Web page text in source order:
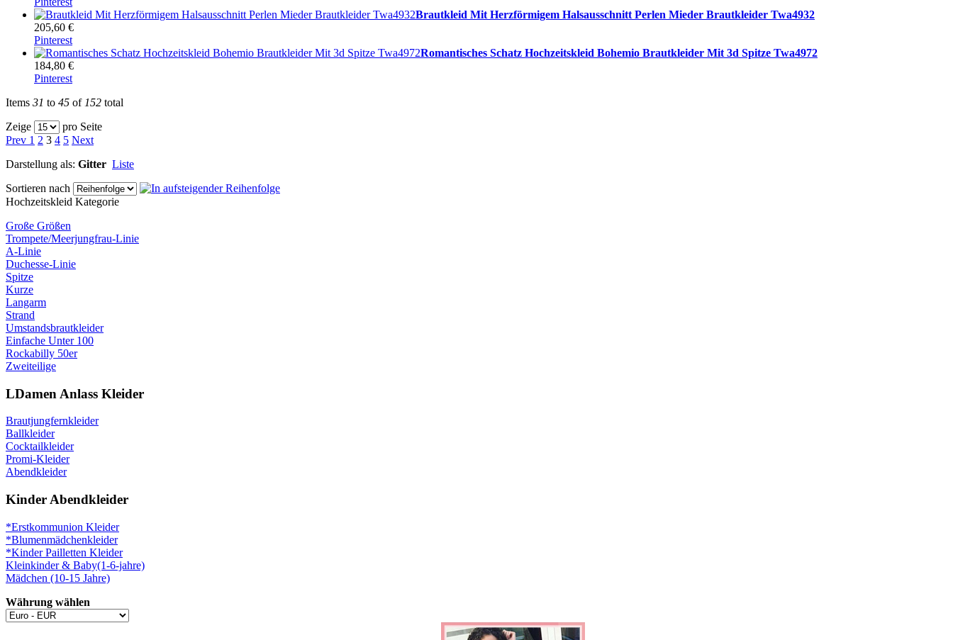
Brautkleid Mit Herzförmigem Halsausschnitt Perlen Mieder Brautkleider Twa4932
205,60 €
Pinterest
Romantisches Schatz Hochzeitskleid Bohemio Brautkleider Mit 3d Spitze Twa4972
184,80 €
Pinterest
Items 31 to 45 of 152 total
Zeige
pro Seite
Prev 1 2 3 4 5 Next
Darstellung als: Gitter Liste
Sortieren nach
Hochzeitskleid Kategorie
Große Größen
Trompete/Meerjungfrau-Linie
A-Linie
Duchesse-Linie
Spitze
Kurze
Langarm
Strand
Umstandsbrautkleider
Einfache Unter 100
Rockabilly 50er
Zweiteilige
LDamen Anlass Kleider
Brautjungfernkleider
Ballkleider
Cocktailkleider
Promi-Kleider
Abendkleider
Kinder Abendkleider
*Erstkommunion Kleider
*Blumenmädchenkleider
*Kinder Pailletten Kleider
Kleinkinder & Baby(1-6-jahre)
Mädchen (10-15 Jahre)
Währung wählen